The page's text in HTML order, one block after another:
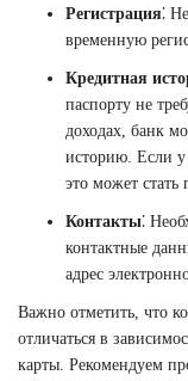
Регистрация⁚
временную
Кредитная
паспорту не
доходах, банк
историю. Если у
это может стать
Контакты⁚
контактные
адрес
Важно отметить, что
отличаться в
карты. Рекомендуем